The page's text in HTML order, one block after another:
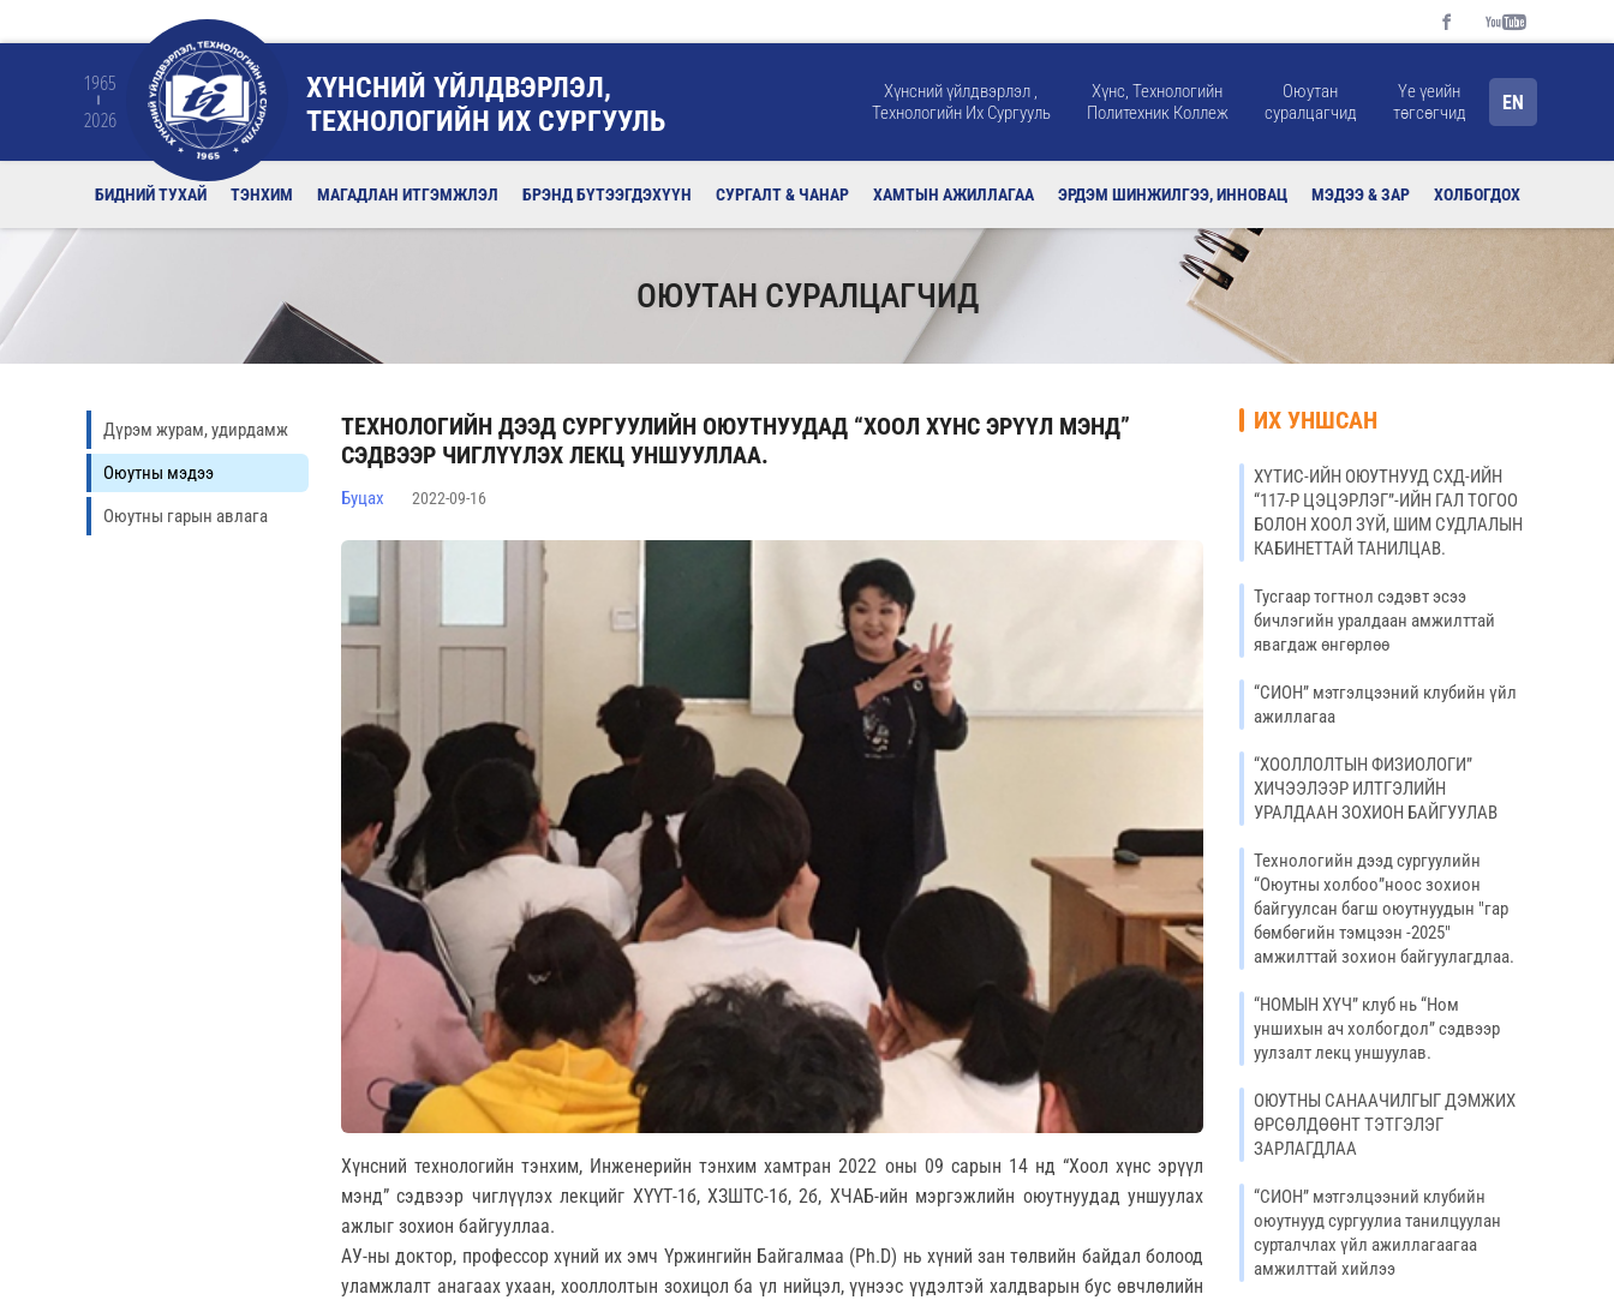
1965
2026
ХҮНСНИЙ ҮЙЛДВЭРЛЭЛ,
ТЕХНОЛОГИЙН ИХ СУРГУУЛЬ
Хүнсний үйлдвэрлэл ,
Технологийн Их Сургууль
Хүнс, Технологийн
Политехник Коллеж
Оюутан
суралцагчид
Үе үеийн
төгсөгчид
EN
БИДНИЙ ТУХАЙ ТЭНХИМ МАГАДЛАН ИТГЭМЖЛЭЛ БРЭНД БҮТЭЭГДЭХҮҮН СУРГАЛТ & ЧАНАР ХАМТЫН АЖИЛЛАГАА ЭРДЭМ ШИНЖИЛГЭЭ, ИННОВАЦ МЭДЭЭ & ЗАР ХОЛБОГДОХ
ОЮУТАН СУРАЛЦАГЧИД
Дүрэм журам, удирдамж
Оюутны мэдээ
Оюутны гарын авлага
ТЕХНОЛОГИЙН ДЭЭД СУРГУУЛИЙН ОЮУТНУУДАД “ХООЛ ХҮНС ЭРҮҮЛ МЭНД”
СЭДВЭЭР ЧИГЛҮҮЛЭХ ЛЕКЦ УНШУУЛЛАА.
Буцах 2022-09-16
Хүнсний технологийн тэнхим, Инженерийн тэнхим хамтран 2022 оны 09 сарын 14 нд “Хоол хүнс эрүүл
мэнд” сэдвээр чиглүүлэх лекцийг ХҮҮТ-1б, ХЗШТС-1б, 2б, ХЧАБ-ийн мэргэжлийн оюутнуудад уншуулах
ажлыг зохион байгууллаа.
АУ-ны доктор, профессор хүний их эмч Үржингийн Байгалмаа (Ph.D) нь хүний зан төлвийн байдал болоод
уламжлалт анагаах ухаан, хооллолтын зохицол ба үл нийцэл, үүнээс үүдэлтэй халдварын бус өвчлөлийн
ИХ УНШСАН
ХҮТИС-ИЙН ОЮУТНУУД СХД-ИЙН
“117-Р ЦЭЦЭРЛЭГ”-ИЙН ГАЛ ТОГОО
БОЛОН ХООЛ ЗҮЙ, ШИМ СУДЛАЛЫН
КАБИНЕТТАЙ ТАНИЛЦАВ.
Тусгаар тогтнол сэдэвт эсээ
бичлэгийн уралдаан амжилттай
явагдаж өнгөрлөө
“СИОН” мэтгэлцээний клубийн үйл
ажиллагаа
“ХООЛЛОЛТЫН ФИЗИОЛОГИ”
ХИЧЭЭЛЭЭР ИЛТГЭЛИЙН
УРАЛДААН ЗОХИОН БАЙГУУЛАВ
Технологийн дээд сургуулийн
“Оюутны холбоо”ноос зохион
байгуулсан багш оюутнуудын "гар
бөмбөгийн тэмцээн -2025"
амжилттай зохион байгуулагдлаа.
“НОМЫН ХҮЧ” клуб нь “Ном
уншихын ач холбогдол” сэдвээр
уулзалт лекц уншуулав.
ОЮУТНЫ САНААЧИЛГЫГ ДЭМЖИХ
ӨРСӨЛДӨӨНТ ТЭТГЭЛЭГ
ЗАРЛАГДЛАА
“СИОН” мэтгэлцээний клубийн
оюутнууд сургуулиа танилцуулан
сурталчлах үйл ажиллагаагаа
амжилттай хийлээ